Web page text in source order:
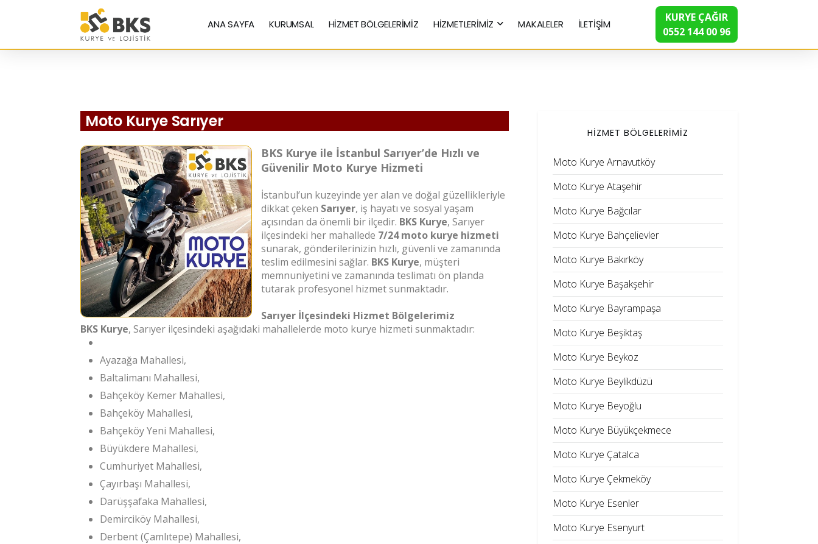
ANA SAYFA KURUMSAL HİZMET BÖLGELERİMİZ HİZMETLERİMİZ MAKALELER İLETİŞİM
KURYE ÇAĞIR
0552 144 00 96
Moto Kurye Sarıyer
BKS Kurye ile İstanbul Sarıyer’de Hızlı ve
Güvenilir Moto Kurye Hizmeti
İstanbul’un kuzeyinde yer alan ve doğal güzellikleriyle
dikkat çeken Sarıyer, iş hayatı ve sosyal yaşam
açısından da önemli bir ilçedir. BKS Kurye, Sarıyer
ilçesindeki her mahallede 7/24 moto kurye hizmeti
sunarak, gönderilerinizin hızlı, güvenli ve zamanında
teslim edilmesini sağlar. BKS Kurye, müşteri
memnuniyetini ve zamanında teslimatı ön planda
tutarak profesyonel hizmet sunmaktadır.
Sarıyer İlçesindeki Hizmet Bölgelerimiz
BKS Kurye, Sarıyer ilçesindeki aşağıdaki mahallelerde moto kurye hizmeti sunmaktadır:
Ayazağa Mahallesi,
Baltalimanı Mahallesi,
Bahçeköy Kemer Mahallesi,
Bahçeköy Mahallesi,
Bahçeköy Yeni Mahallesi,
Büyükdere Mahallesi,
Cumhuriyet Mahallesi,
Çayırbaşı Mahallesi,
Darüşşafaka Mahallesi,
Demirciköy Mahallesi,
Derbent (Çamlıtepe) Mahallesi,
HİZMET BÖLGELERİMİZ
Moto Kurye Arnavutköy
Moto Kurye Ataşehir
Moto Kurye Bağcılar
Moto Kurye Bahçelievler
Moto Kurye Bakırköy
Moto Kurye Başakşehir
Moto Kurye Bayrampaşa
Moto Kurye Beşiktaş
Moto Kurye Beykoz
Moto Kurye Beylikdüzü
Moto Kurye Beyoğlu
Moto Kurye Büyükçekmece
Moto Kurye Çatalca
Moto Kurye Çekmeköy
Moto Kurye Esenler
Moto Kurye Esenyurt